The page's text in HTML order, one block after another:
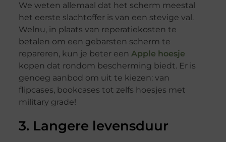
We weten allemaal dat het scherm meestal
het eerste slachtoffer is van een stevige val.
Welnu, in plaats van reperatiekosten te
betalen om een gebarsten scherm te
repareren, kun je beter een Apple hoesje
kopen dat rondom bescherming biedt. Er is
genoeg aanbod om uit te kiezen: van
flipcases, bookcases tot zelfs hoesjes met
military grade!
3. Langere levensduur